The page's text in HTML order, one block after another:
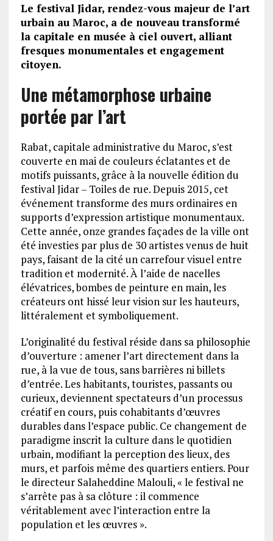
Le festival Jidar, rendez-vous majeur de l’art
urbain au Maroc, a de nouveau transformé
la capitale en musée à ciel ouvert, alliant
fresques monumentales et engagement
citoyen.
Une métamorphose urbaine
portée par l’art
Rabat, capitale administrative du Maroc, s’est
couverte en mai de couleurs éclatantes et de
motifs puissants, grâce à la nouvelle édition du
festival Jidar – Toiles de rue. Depuis 2015, cet
événement transforme des murs ordinaires en
supports d’expression artistique monumentaux.
Cette année, onze grandes façades de la ville ont
été investies par plus de 30 artistes venus de huit
pays, faisant de la cité un carrefour visuel entre
tradition et modernité. À l’aide de nacelles
élévatrices, bombes de peinture en main, les
créateurs ont hissé leur vision sur les hauteurs,
littéralement et symboliquement.
L’originalité du festival réside dans sa philosophie
d’ouverture : amener l’art directement dans la
rue, à la vue de tous, sans barrières ni billets
d’entrée. Les habitants, touristes, passants ou
curieux, deviennent spectateurs d’un processus
créatif en cours, puis cohabitants d’œuvres
durables dans l’espace public. Ce changement de
paradigme inscrit la culture dans le quotidien
urbain, modifiant la perception des lieux, des
murs, et parfois même des quartiers entiers. Pour
le directeur Salaheddine Malouli, « le festival ne
s’arrête pas à sa clôture : il commence
véritablement avec l’interaction entre la
population et les œuvres ».